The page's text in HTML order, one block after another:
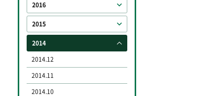
2016
2015
2014
2014.12
2014.11
2014.10